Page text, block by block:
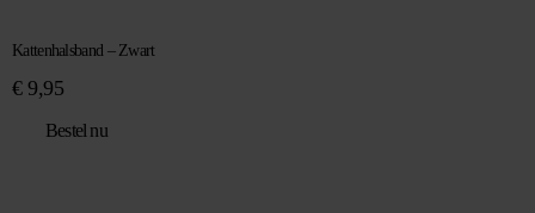
Kattenhalsband – Zwart
€9,95
Bestel nu